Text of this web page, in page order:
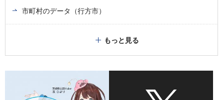
市町村のデータ（行方市）
もっと見る